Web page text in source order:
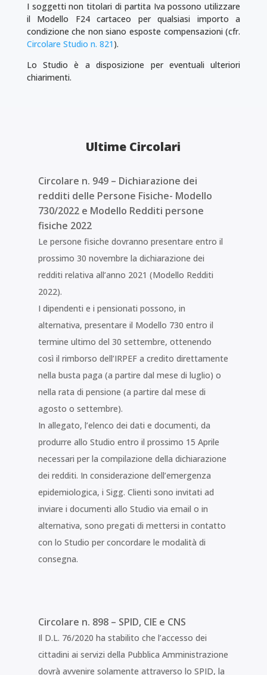
I soggetti non titolari di partita Iva possono utilizzare
il Modello F24 cartaceo per qualsiasi importo a
condizione che non siano esposte compensazioni (cfr.
Circolare Studio n. 821 ).
Lo Studio è a disposizione per eventuali ulteriori
chiarimenti.
Ultime Circolari
Circolare n. 949 – Dichiarazione dei
redditi delle Persone Fisiche- Modello
730/2022 e Modello Redditi persone
fisiche 2022
Le persone fisiche dovranno presentare entro il
prossimo 30 novembre la dichiarazione dei
redditi relativa all’anno 2021 (Modello Redditi
2022).
I dipendenti e i pensionati possono, in
alternativa, presentare il Modello 730 entro il
termine ultimo del 30 settembre, ottenendo
così il rimborso dell’IRPEF a credito direttamente
nella busta paga (a partire dal mese di luglio) o
nella rata di pensione (a partire dal mese di
agosto o settembre).
In allegato, l’elenco dei dati e documenti, da
produrre allo Studio entro il prossimo 15 Aprile
necessari per la compilazione della dichiarazione
dei redditi. In considerazione dell’emergenza
epidemiologica, i Sigg. Clienti sono invitati ad
inviare i documenti allo Studio via email o in
alternativa, sono pregati di mettersi in contatto
con lo Studio per concordare le modalità di
consegna.
Circolare n. 898 – SPID, CIE e CNS
Il D.L. 76/2020 ha stabilito che l’accesso dei
cittadini ai servizi della Pubblica Amministrazione
dovrà avvenire solamente attraverso lo SPID, la